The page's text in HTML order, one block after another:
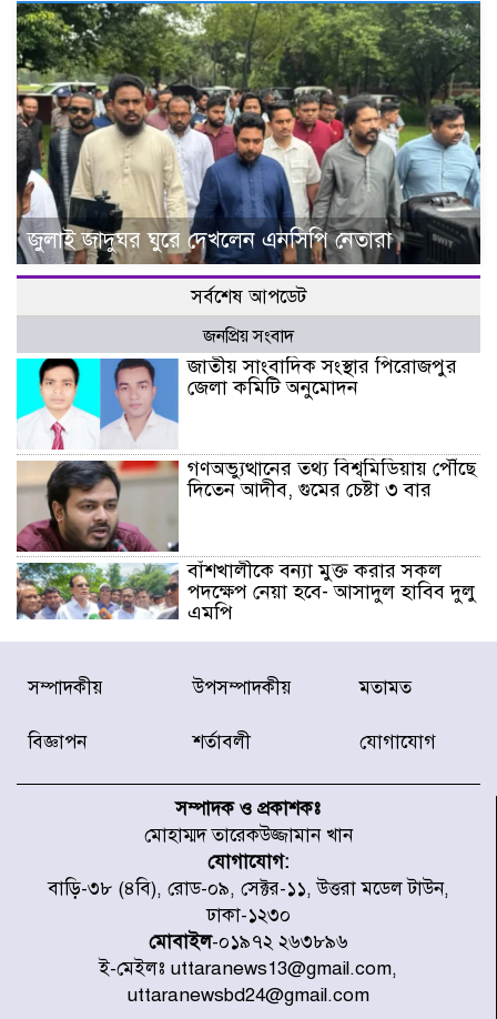
জুলাই জাদুঘর ঘুরে দেখলেন এনসিপি নেতারা
সর্বশেষ আপডেট
জনপ্রিয় সংবাদ
জাতীয় সাংবাদিক সংস্থার পিরোজপুর
জেলা কমিটি অনুমোদন
গণঅভ্যুত্থানের তথ্য বিশ্বমিডিয়ায় পৌঁছে
দিতেন আদীব, গুমের চেষ্টা ৩ বার
বাঁশখালীকে বন্যা মুক্ত করার সকল
পদক্ষেপ নেয়া হবে- আসাদুল হাবিব দুলু
এমপি
বিদ্যুৎ-জ্বালানি খাতে অস্থিরতা তৈরির
চেষ্টা করছে একটি চক্র : প্রধানমন্ত্রী
৫ আহত, চীনে বন্দর বন্ধ
চিকিৎসা খাতে জিডিপির ৫ শতাংশ
বরাদ্দের ঘোষণা স্থানীয় সরকার মন্ত্রীর
জুলাই জাদুঘর ঘুরে দেখলেন এনসিপি
নেতারা
সম্পাদকীয় উপসম্পাদকীয় মতামত
বিজ্ঞাপন শর্তাবলী যোগাযোগ
সম্পাদক ও প্রকাশকঃ
মোহাম্মদ তারেকউজ্জামান খান
যোগাযোগ:
বাড়ি-৩৮ (৪বি), রোড-০৯, সেক্টর-১১, উত্তরা মডেল টাউন,
ঢাকা-১২৩০
মোবাইল-০১৯৭২ ২৬৩৮৯৬
ই-মেইলঃ uttaranews13@gmail.com,
uttaranewsbd24@gmail.com